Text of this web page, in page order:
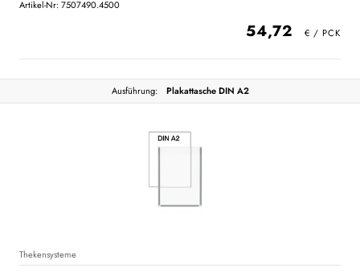
Artikel-Nr: 7507490.4500
54,72
Ausführung: Plakattasche DIN A2
Thekensysteme